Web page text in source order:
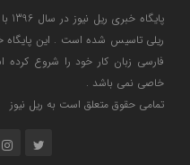
ریلی تاسیس شده است . این پایگاه
فارسی زبان کار خود را شروع
خاصی نمی باشد .
تمامی حقوق متعلق است به ریل نیوز